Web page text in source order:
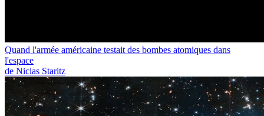
Quand l'armée américaine testait des bombes atomiques dans
l'espace
de Niclas Staritz